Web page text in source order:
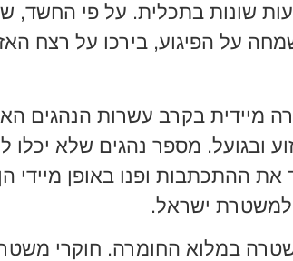
שונות בתכלית. על פי החשד,
על הפיגוע, בירכו על רצח
מיידית בקרב עשרות הנהגים
ובגועל. מספר נהגים שלא יכלו
את ההתכתבות ופנו באופן
למשטרת ישראל.
במלוא החומרה. חוקרי